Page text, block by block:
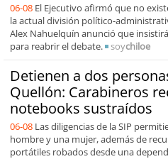
06-08 El Ejecutivo afirmó que no
la actual división político-
Alex Nahuelquín anunció que
para reabrir el debate.
soychiloe
Detienen a dos
Quellón: Carabineros
notebooks sustraídos
06-08 Las diligencias de la SIP
hombre y una mujer, además de
portátiles robados desde una